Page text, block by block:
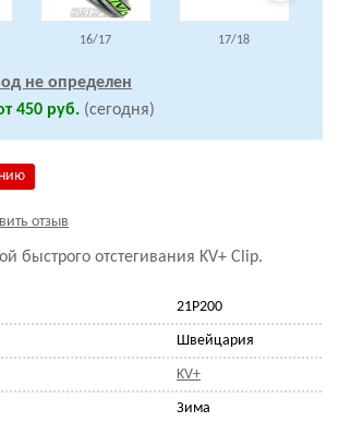
16/17 17/18
не определен
450 руб. (сегодня)
отзыв
быстрого отстегивания KV+ Clip.
21P200
Швейцария
KV+
Зима